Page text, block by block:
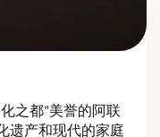
之都"美誉的阿联
遗产和现代的家庭